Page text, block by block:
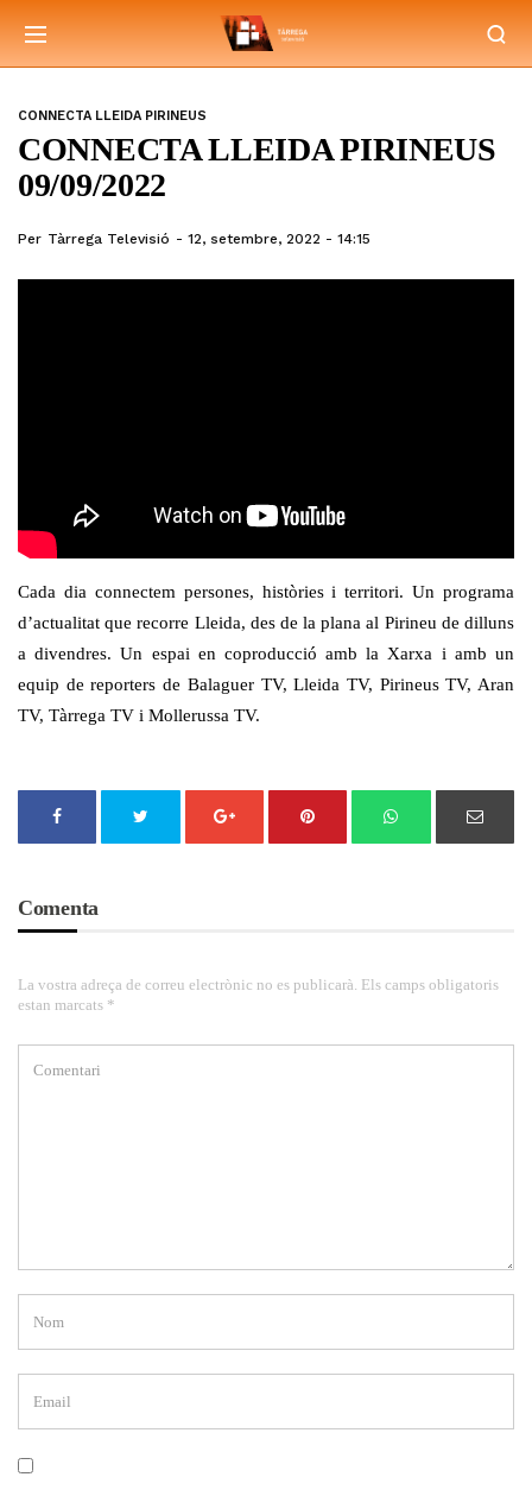
CONNECTA LLEIDA PIRINEUS
CONNECTA LLEIDA PIRINEUS
09/09/2022
Per Tàrrega Televisió 12, setembre, 2022 - 14:15
Cada dia connectem persones, històries i territori. Un programa
d’actualitat que recorre Lleida, des de la plana al Pirineu de dilluns
a divendres. Un espai en coproducció amb la Xarxa i amb un
equip de reporters de Balaguer TV, Lleida TV, Pirineus TV, Aran
TV, Tàrrega TV i Mollerussa TV.
Comenta
La vostra adreça de correu electrònic no es publicarà. Els camps obligatoris
estan marcats *